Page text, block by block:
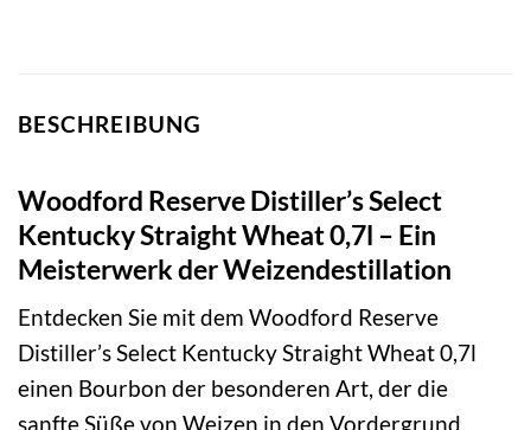
BESCHREIBUNG
Woodford Reserve Distiller’s Select
Kentucky Straight Wheat 0,7l – Ein
Meisterwerk der Weizendestillation
Entdecken Sie mit dem Woodford Reserve
Distiller’s Select Kentucky Straight Wheat 0,7l
einen Bourbon der besonderen Art, der die
sanfte Süße von Weizen in den Vordergrund